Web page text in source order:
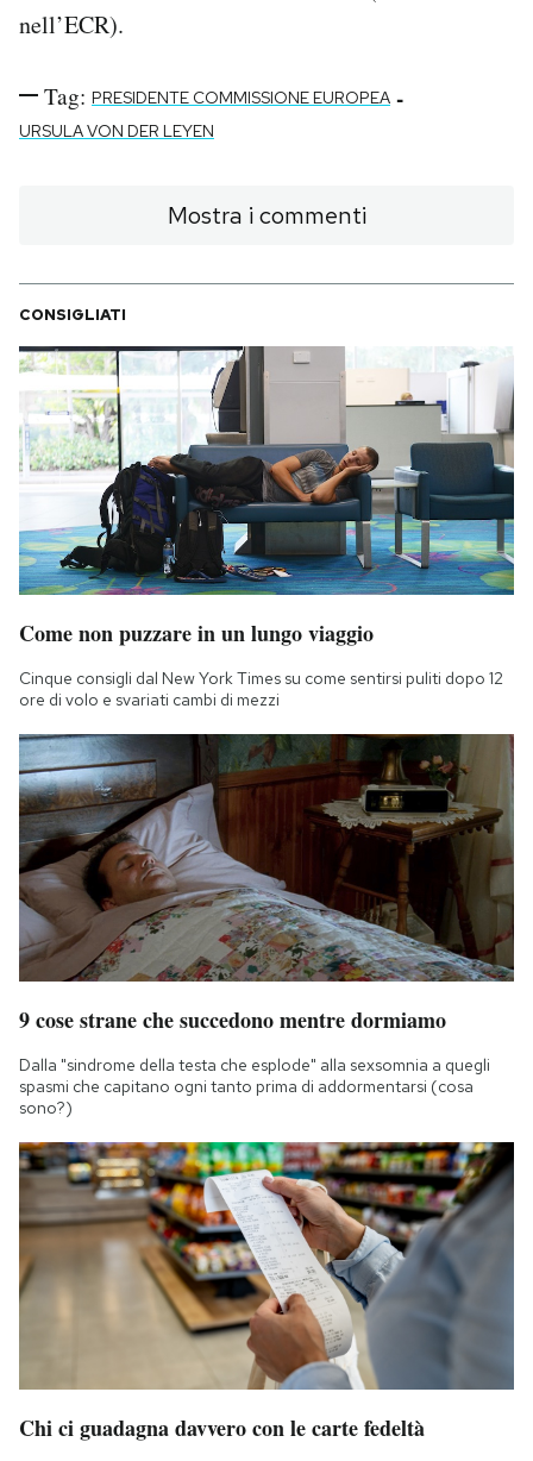
nell’ECR).
Tag: PRESIDENTE COMMISSIONE EUROPEA -
URSULA VON DER LEYEN
Mostra i commenti
CONSIGLIATI
Come non puzzare in un lungo viaggio
Cinque consigli dal New York Times su come sentirsi puliti dopo 12
ore di volo e svariati cambi di mezzi
9 cose strane che succedono mentre dormiamo
Dalla "sindrome della testa che esplode" alla sexsomnia a quegli
spasmi che capitano ogni tanto prima di addormentarsi (cosa
sono?)
Chi ci guadagna davvero con le carte fedeltà